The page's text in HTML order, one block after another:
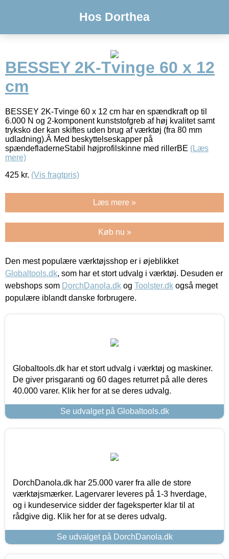
Hos Dorthea
BESSEY 2K-Tvinge 60 x 12
cm
BESSEY 2K-Tvinge 60 x 12 cm har en spændkraft op til
6.000 N og 2-komponent kunststofgreb af høj kvalitet samt
tryksko der kan skiftes uden brug af værktøj (fra 80 mm
udladning).Â Med beskyttelseskapper på
spændefladerneStabil højprofilskinne med rillerBE (Læs
mere)
425 kr. (Vis fragtpris)
Læs mere »
Køb nu »
Den mest populære værktøjsshop er i øjeblikket
Globaltools.dk, som har et stort udvalg i værktøj. Desuden er
webshops som DorchDanola.dk og Toolster.dk også meget
populære iblandt danske forbrugere.
Globaltools.dk har et stort udvalg i værktøj og maskiner.
De giver prisgaranti og 60 dages returret på alle deres
40.000 varer. Klik her for at se deres udvalg.
Se udvalget på Globaltools.dk
DorchDanola.dk har 25.000 varer fra alle de store
værktøjsmærker. Lagervarer leveres på 1-3 hverdage,
og i kundeservice sidder der fageksperter klar til at
rådgive dig. Klik her for at se deres udvalg.
Se udvalget på DorchDanola.dk